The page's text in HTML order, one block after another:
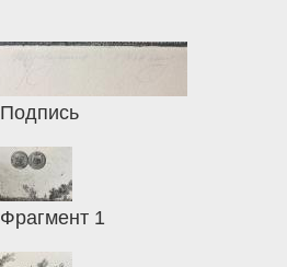
Подпись
Фрагмент 1